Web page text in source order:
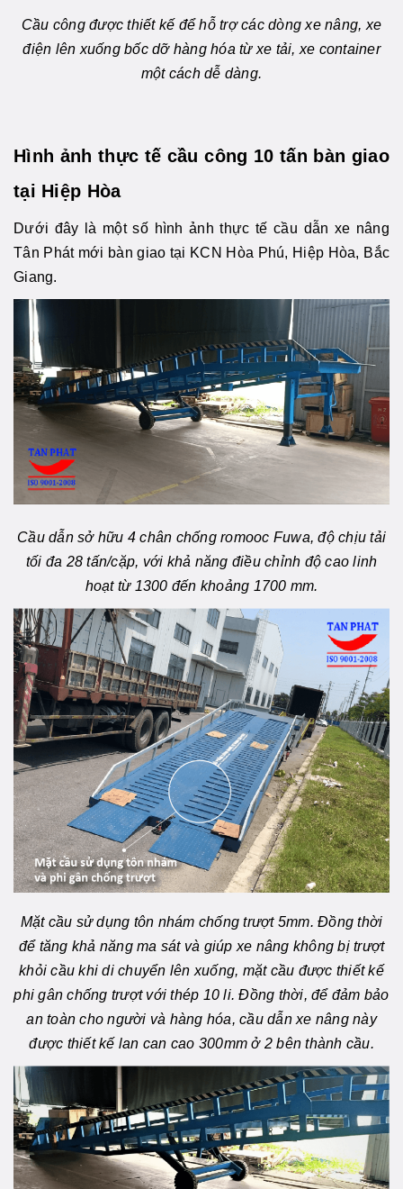
Cầu công được thiết kế để hỗ trợ các dòng xe nâng, xe
điện lên xuống bốc dỡ hàng hóa từ xe tải, xe container
một cách dễ dàng.
Hình ảnh thực tế cầu công 10 tấn bàn giao
tại Hiệp Hòa
Dưới đây là một số hình ảnh thực tế cầu dẫn xe nâng
Tân Phát mới bàn giao tại KCN Hòa Phú, Hiệp Hòa, Bắc
Giang.
Cầu dẫn sở hữu 4 chân chống romooc Fuwa, độ chịu tải
tối đa 28 tấn/cặp, với khả năng điều chỉnh độ cao linh
hoạt từ 1300 đến khoảng 1700 mm.
Mặt cầu sử dụng tôn nhám chống trượt 5mm. Đồng thời
để tăng khả năng ma sát và giúp xe nâng không bị trượt
khỏi cầu khi di chuyển lên xuống, mặt cầu được thiết kế
phi gân chống trượt với thép 10 li. Đồng thời, để đảm bảo
an toàn cho người và hàng hóa, cầu dẫn xe nâng này
được thiết kế lan can cao 300mm ở 2 bên thành cầu.